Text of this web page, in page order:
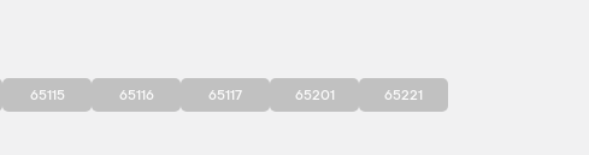
65115 65116 65117 65201
65221